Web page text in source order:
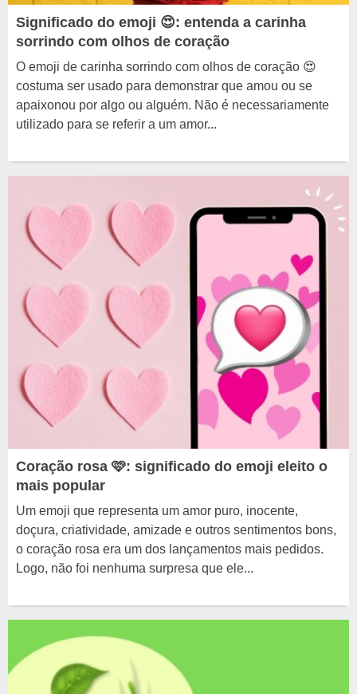
Significado do emoji 😍: entenda a carinha
sorrindo com olhos de coração
O emoji de carinha sorrindo com olhos de coração 😍
costuma ser usado para demonstrar que amou ou se
apaixonou por algo ou alguém. Não é necessariamente
utilizado para se referir a um amor...
Coração rosa 🩷: significado do emoji eleito o
mais popular
Um emoji que representa um amor puro, inocente,
doçura, criatividade, amizade e outros sentimentos bons,
o coração rosa era um dos lançamentos mais pedidos.
Logo, não foi nenhuma surpresa que ele...